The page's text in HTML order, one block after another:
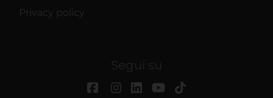
Privacy policy
Segui su